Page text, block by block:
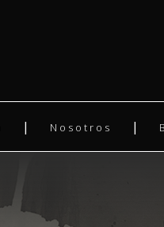
Nosotros